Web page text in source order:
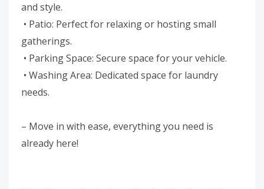
and style.
• Patio: Perfect for relaxing or hosting small
gatherings.
• Parking Space: Secure space for your vehicle.
• Washing Area: Dedicated space for laundry
needs.
– Move in with ease, everything you need is
already here!